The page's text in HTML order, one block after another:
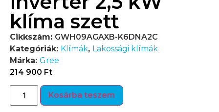
klíma szett
Cikkszám: GWH09AGAXB-K6DNA2C
Kategóriák: Klímák, Lakossági klímák
Márka: Gree
214 900 Ft
Kosárba teszem